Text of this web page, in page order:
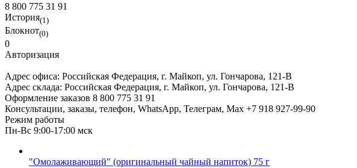
8 800 775 31 91
История(1)
Блокнот(0)
0
Авторизация
Адрес офиса: Российская Федерация, г. Майкоп, ул. Гончарова, 121-В
Адрес склада: Российская Федерация, г. Майкоп, ул. Гончарова, 121-В
Оформление заказов 8 800 775 31 91
Консультации, заказы, телефон, WhatsApp, Телеграм, Мах +7 918 927-99-90
Режим работы
Пн-Вс 9:00-17:00 мск
"Омолаживающий" (оригинальный чайный напиток) 75 г